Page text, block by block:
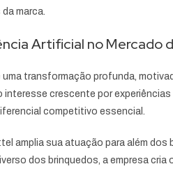
marca.
Artificial no Mercado
uma transformação profunda,
interesse crescente por
competitivo essencial.
amplia sua atuação para além
dos brinquedos, a empresa